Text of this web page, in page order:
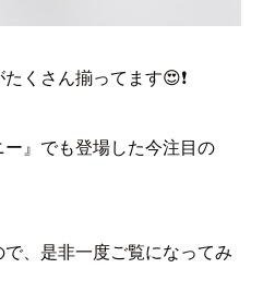
くさん揃ってます😍❗
ー』でも登場した今注目の
、是非一度ご覧になってみ